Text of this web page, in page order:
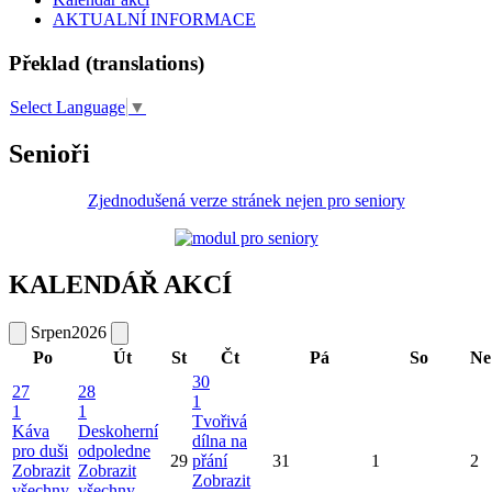
AKTUALNÍ INFORMACE
Překlad (translations)
Select Language ▼
Senioři
Zjednodušená verze stránek nejen pro seniory
KALENDÁŘ AKCÍ
Srpen2026
Po
Út St Čt Pá So
Ne
27
1
Káva
pro duši
Zobrazit
28
1
Deskoherní
odpoledne
Zobrazit
29
30
1
Tvořivá
dílna na
přání
Zobrazit
31 1 2